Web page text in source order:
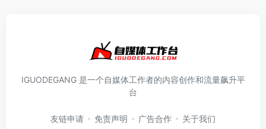
IGUODEGANG 是一个自媒体工作者的内容创作和流量飙升平
台
友链申请 免责声明 广告合作 关于我们